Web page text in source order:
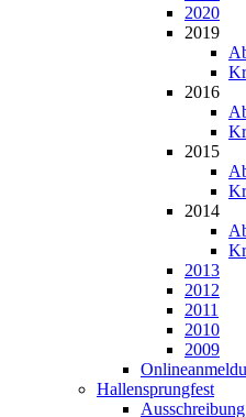
2020
2019
2016
2015
2014
2013
2012
2011
2010
2009
Hallensprungfest